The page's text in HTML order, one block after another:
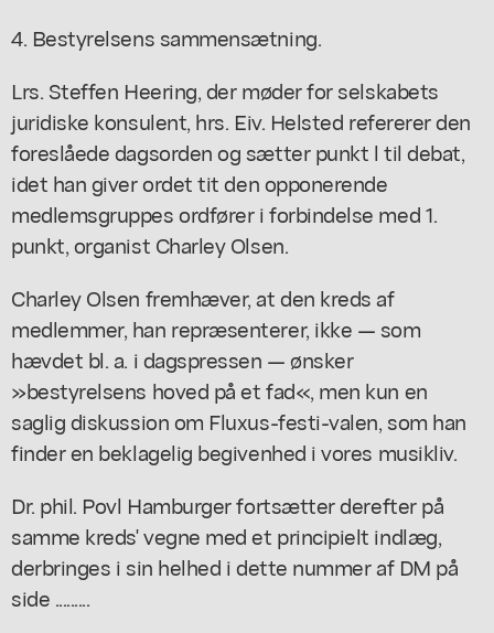
4. Bestyrelsens sammensætning.
Lrs. Steffen Heering, der møder for selskabets
juridiske konsulent, hrs. Eiv. Helsted refererer den
foreslåede dagsorden og sætter punkt l til debat,
idet han giver ordet tit den opponerende
medlemsgruppes ordfører i forbindelse med 1.
punkt, organist Charley Olsen.
Charley Olsen fremhæver, at den kreds af
medlemmer, han repræsenterer, ikke — som
hævdet bl. a. i dagspressen — ønsker
»bestyrelsens hoved på et fad«, men kun en
saglig diskussion om Fluxus-festi-valen, som han
finder en beklagelig begivenhed i vores musikliv.
Dr. phil. Povl Hamburger fortsætter derefter på
samme kreds' vegne med et principielt indlæg,
derbringes i sin helhed i dette nummer af DM på
side .........